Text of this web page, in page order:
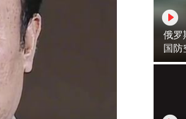
俄罗
国防